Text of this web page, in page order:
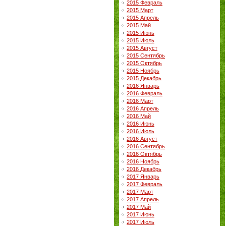
2015 Февраль
2015 Март
2015 Апрель
2015 Май
2015 Июнь
2015 Июль
2015 Август
2015 Сентябрь
2015 Октябрь
2015 Ноябрь
2015 Декабрь
2016 Январь
2016 Февраль
2016 Март
2016 Апрель
2016 Май
2016 Июнь
2016 Июль
2016 Август
2016 Сентябрь
2016 Октябрь
2016 Ноябрь
2016 Декабрь
2017 Январь
2017 Февраль
2017 Март
2017 Апрель
2017 Май
2017 Июнь
2017 Июль